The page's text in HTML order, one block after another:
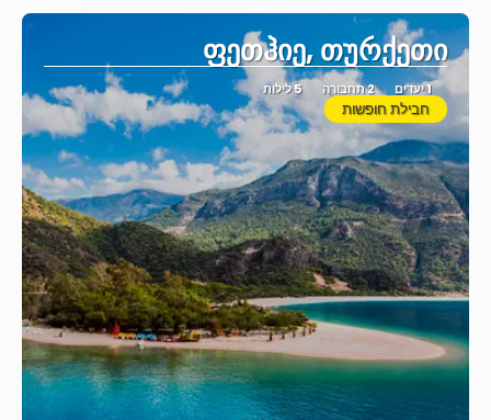
ფეთჰიე, თურქეთი
1 יעדים 2 תחבורה 5 לילות
חבילת חופשות